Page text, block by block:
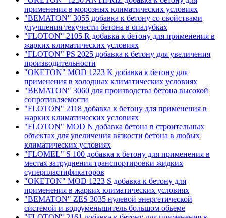
применения в морозных климатических условиях
"BEMATON" 3055 добавка к бетону со свойствами
улучшения текучести бетона в опалубках
"FLOTON" 2105 R добавка к бетону для применения в
жарких климатических условиях
"FLOTON" PS 2025 добавка к бетону для увеличения
производительности
"OKETON" MOD 1223 K добавка к бетону для
применения в холодных климатических условиях
"BEMATON" 3060 для производства бетона высокой
сопротивляемости
"FLOTON" 2118 добавка к бетону для применения в
жарких климатических условиях
"FLOTON" MOD N добавка бетона в строительных
объектах для увеличения вязкости бетона в любых
климатических условиях
"FLOMEL" S 100 добавка к бетону для применения в
местах затруднения транспортировки жидких
суперпластификаторов
"OKETON" MOD 1223 S добавка к бетону для
применения в жарких климатических условиях
"BEMATON" ZES 3035 нулевой энергетической
системой и водоуменьшитель большом обьеме